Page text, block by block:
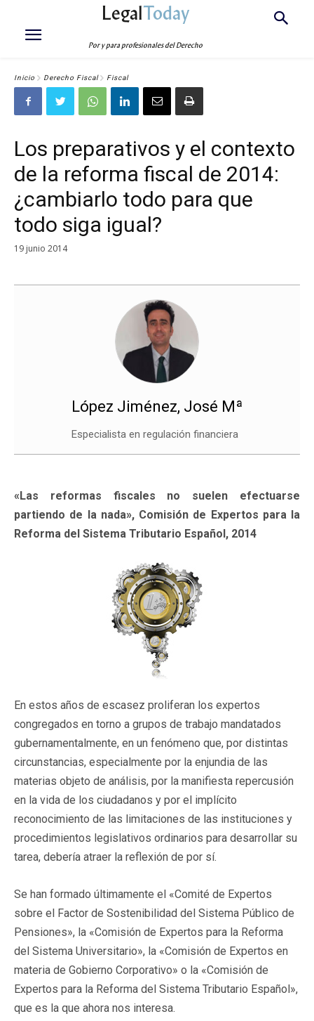
LegalToday
Por y para profesionales del Derecho
Inicio Derecho Fiscal Fiscal
Los preparativos y el contexto
de la reforma fiscal de 2014:
¿cambiarlo todo para que
todo siga igual?
19 junio 2014
López Jiménez, José Mª
Especialista en regulación financiera
«Las reformas fiscales no suelen efectuarse
partiendo de la nada», Comisión de Expertos para la
Reforma del Sistema Tributario Español, 2014
En estos años de escasez proliferan los expertos
congregados en torno a grupos de trabajo mandatados
gubernamentalmente, en un fenómeno que, por distintas
circunstancias, especialmente por la enjundia de las
materias objeto de análisis, por la manifiesta repercusión
en la vida de los ciudadanos y por el implícito
reconocimiento de las limitaciones de las instituciones y
procedimientos legislativos ordinarios para desarrollar su
tarea, debería atraer la reflexión de por sí.
Se han formado últimamente el «Comité de Expertos
sobre el Factor de Sostenibilidad del Sistema Público de
Pensiones», la «Comisión de Expertos para la Reforma
del Sistema Universitario», la «Comisión de Expertos en
materia de Gobierno Corporativo» o la «Comisión de
Expertos para la Reforma del Sistema Tributario Español»,
que es la que ahora nos interesa.